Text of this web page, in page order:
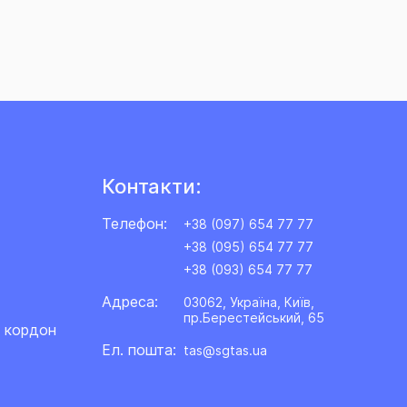
кордон
Контакти:
Телефон:
+38 (097) 654 77 77
+38 (095) 654 77 77
+38 (093) 654 77 77
Адреса:
03062, Україна, Київ,
пр.Берестейський, 65
Ел. пошта: tas@sgtas.ua